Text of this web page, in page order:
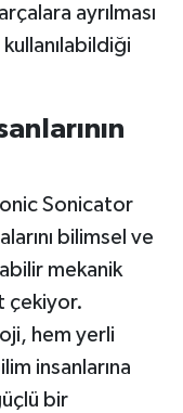
ayrılması
Sonicator
bilimsel ve
mekanik
çekiyor.
hem yerli
insanlarına
bir